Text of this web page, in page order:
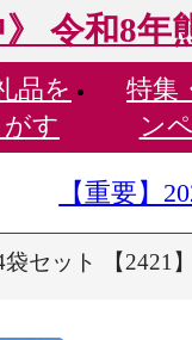
》 令和8
品を
がす
特集
ン
【重要】
セット 【2421】